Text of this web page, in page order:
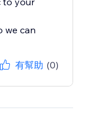
we can
有幫助 (0)